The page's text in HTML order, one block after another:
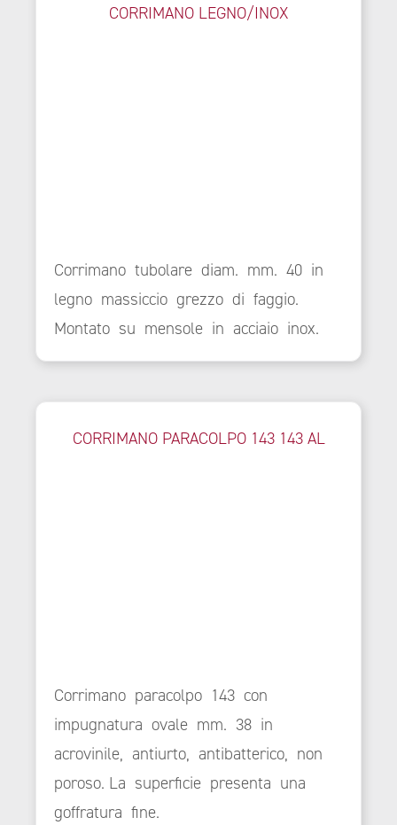
CORRIMANO LEGNO/INOX
Corrimano tubolare diam. mm. 40 in
legno massiccio grezzo di faggio.
Montato su mensole in acciaio inox.
CORRIMANO PARACOLPO 143 143 AL
Corrimano paracolpo 143 con
impugnatura ovale mm. 38 in
acrovinile, antiurto, antibatterico, non
poroso. La superficie presenta una
goffratura fine.